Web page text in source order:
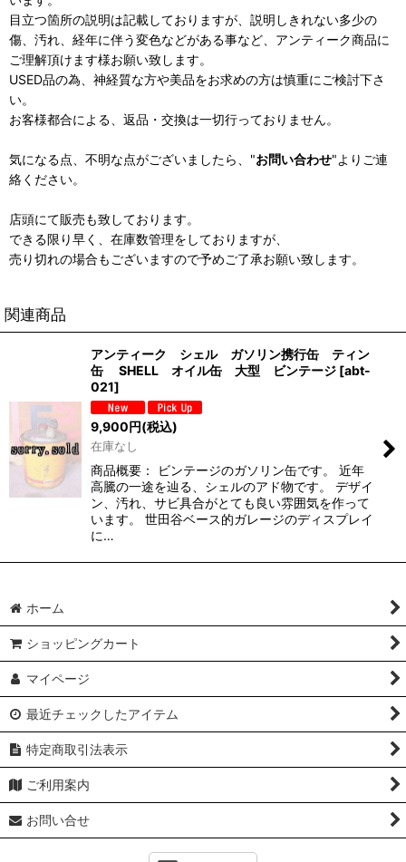
目立つ箇所の説明は記載しておりますが、説明しきれない多少の
傷、汚れ、経年に伴う変色などがある事など、アンティーク商品に
ご理解頂けます様お願い致します。
USED品の為、神経質な方や美品をお求めの方は慎重にご検討下さ
い。
お客様都合による、返品・交換は一切行っておりません。
気になる点、不明な点がございましたら、"お問い合わせ"よりご連
絡ください。
店頭にて販売も致しております。
できる限り早く、在庫数管理をしておりますが、
売り切れの場合もございますので予めご了承お願い致します。
関連商品
アンティーク シェル ガソリン携行缶 ティン
缶 SHELL オイル缶 大型 ビンテージ [abt-
021]
9,900円(税込)
在庫なし
商品概要： ビンテージのガソリン缶です。 近年
高騰の一途を辿る、シェルのアド物です。 デザイ
ン、汚れ、サビ具合がとても良い雰囲気を作って
います。 世田谷ベース的ガレージのディスプレイ
に…
ホーム
ショッピングカート
マイページ
最近チェックしたアイテム
特定商取引法表示
ご利用案内
お問い合せ